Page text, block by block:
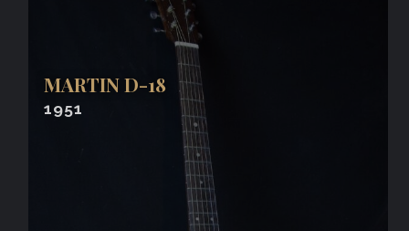
MARTIN D-18
1951